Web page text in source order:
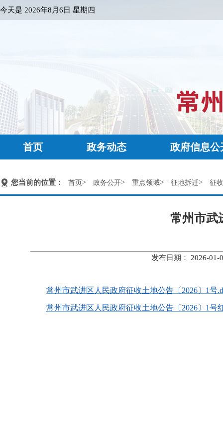
今天是 2026年8月6日 星期四
首页 政务动态 政府信息公
您当前的位置： 首页> 政务公开> 重点领域> 征地拆迁> 征
常州市武
发布日期： 2026-
常州市武进区人民政府征收土地公告〔2026〕1号
常州市武进区人民政府征收土地公告〔2026〕1号